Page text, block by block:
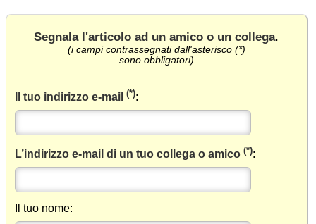
Segnala l'articolo ad un amico o un collega.
(i campi contrassegnati dall'asterisco (*)
sono obbligatori)
Il tuo indirizzo e-mail(*):
L’indirizzo e-mail di un tuo collega o amico(*):
Il tuo nome: